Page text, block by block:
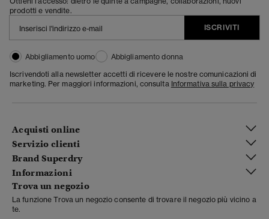
prodotti e vendite.
ISCRIVITI
Abbigliamento uomo
Abbigliamento donna
Iscrivendoti alla newsletter accetti di ricevere le nostre comunicazioni di
marketing. Per maggiori informazioni, consulta Informativa sulla privacy
Acquisti online
Servizio clienti
Brand Superdry
Informazioni
Trova un negozio
La funzione Trova un negozio consente di trovare il negozio più vicino a
te.